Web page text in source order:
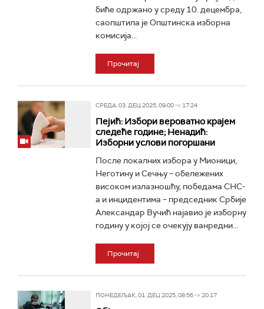
биће одржано у среду 10. децембра,
саопштила је Општинска изборна
комисија...
Прочитај
СРЕДА, 03. ДЕЦ 2025, 09:00 -> 17:24
Пејић: Избори вероватно крајем
следеће године; Ненадић:
Изборни услови погоршани
После локалних избора у Мионици,
Неготину и Сечњу – обележених
високом излазношћу, победама СНС-
а и инцидентима – председник Србије
Александар Вучић најавио је изборну
годину у којој се очекују ванредни...
Прочитај
ПОНЕДЕЉАК, 01. ДЕЦ 2025, 08:56 -> 20:17